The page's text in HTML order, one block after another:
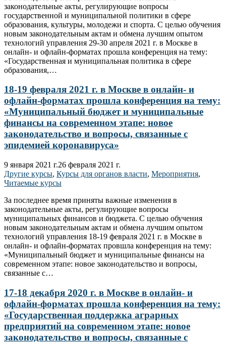
законодательные акты, регулирующие вопросы
государственной и муниципальной политики в сфере
образования, культуры, молодежи и спорта. С целью обучения
новым законодательным актам и обмена лучшим опытом
технологий управления 29-30 апреля 2021 г. в Москве в
онлайн- и офлайн-форматах прошла конференция на тему:
«Государственная и муниципальная политика в сфере
образования,…
18-19 февраля 2021 г. в Москве в онлайн- и
офлайн-форматах прошла конференция на тему:
«Муниципальный бюджет и муниципальные
финансы на современном этапе: новое
законодательство и вопросы, связанные с
эпидемией коронавируса»
9 января 2021 г.26 февраля 2021 г.
Другие курсы, Курсы для органов власти, Мероприятия,
Читаемые курсы
За последнее время приняты важные изменения в
законодательные акты, регулирующие вопросы
муниципальных финансов и бюджета. С целью обучения
новым законодательным актам и обмена лучшим опытом
технологий управления 18-19 февраля 2021 г. в Москве в
онлайн- и офлайн-форматах провшла конференция на тему:
«Муниципальный бюджет и муниципальные финансы на
современном этапе: новое законодательство и вопросы,
связанные с…
17-18 декабря 2020 г. в Москве в онлайн- и
офлайн-форматах прошла конференция на тему:
«Государственная поддержка аграрных
предприятий на современном этапе: новое
законодательство и вопросы, связанные с